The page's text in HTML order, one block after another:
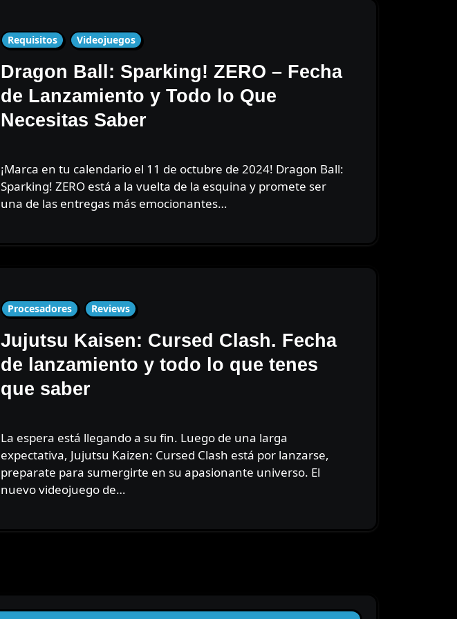
Requisitos Videojuegos
Dragon Ball: Sparking! ZERO – Fecha
de Lanzamiento y Todo lo Que
Necesitas Saber
¡Marca en tu calendario el 11 de octubre de 2024! Dragon Ball:
Sparking! ZERO está a la vuelta de la esquina y promete ser
una de las entregas más emocionantes…
Procesadores Reviews
Jujutsu Kaisen: Cursed Clash. Fecha
de lanzamiento y todo lo que tenes
que saber
La espera está llegando a su fin. Luego de una larga
expectativa, Jujutsu Kaizen: Cursed Clash está por lanzarse,
preparate para sumergirte en su apasionante universo. El
nuevo videojuego de…